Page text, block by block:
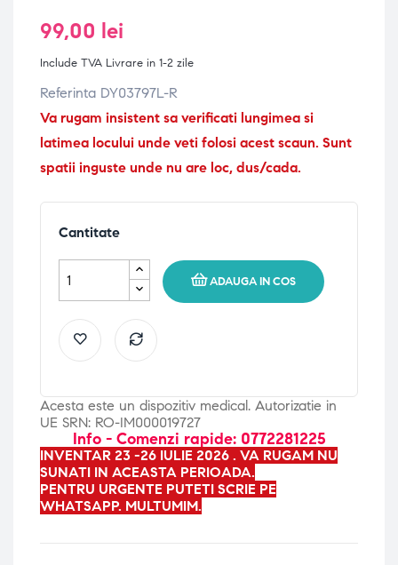
99,00 lei
Include TVA Livrare in 1-2 zile
Referinta DY03797L-R
Va rugam insistent sa verificati lungimea si
latimea locului unde veti folosi acest scaun. Sunt
spatii inguste unde nu are loc, dus/cada.
Cantitate
ADAUGA IN COS
Acesta este un dispozitiv medical. Autorizatie in
UE SRN: RO-IM000019727
Info - Comenzi rapide: 0772281225
INVENTAR 23 -26 IULIE 2026 . VA RUGAM NU
SUNATI IN ACEASTA PERIOADA.
PENTRU URGENTE PUTETI SCRIE PE
WHATSAPP. MULTUMIM.